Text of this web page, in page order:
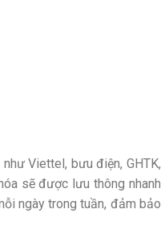
Viettel, bưu điện, GHTK,
sẽ được lưu thông nhanh
ngày trong tuần, đảm bảo